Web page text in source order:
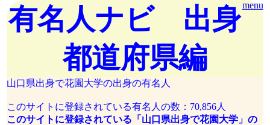
menu
有名人ナビ 出身
都道府県編
山口県出身で花園大学の出身の有名人
このサイトに登録されている有名人の数：70,856人
このサイトに登録されている「山口県出身で花園大学」の